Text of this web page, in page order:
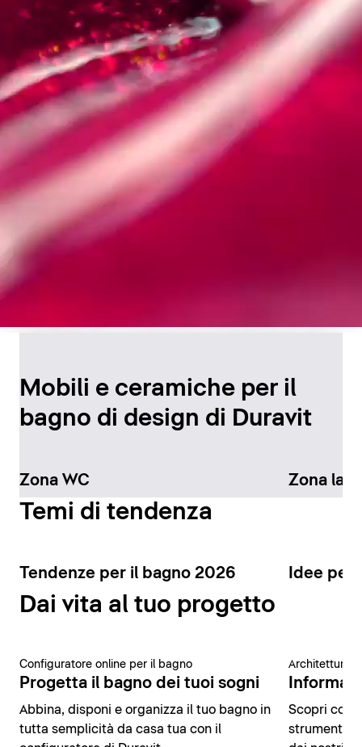
il bagno
Scopri di più
Mobili e ceramiche per il
bagno di design di Duravit
Zona WC Zona
Temi di tendenza
Tendenze per il bagno 2026 Idee per
Dai vita al tuo progetto
Configuratore online per il bagno
Progetta il bagno dei tuoi sogni
Abbina, disponi e organizza il tuo bagno in
tutta semplicità da casa tua con il
Architettura
Scopri
strumenti